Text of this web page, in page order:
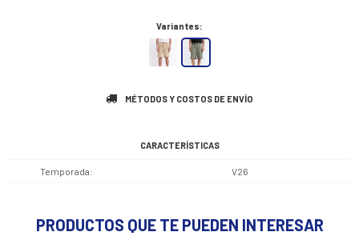
Variantes:
MÉTODOS Y COSTOS DE ENVÍO
CARACTERÍSTICAS
Temporada V26
PRODUCTOS QUE TE PUEDEN INTERESAR